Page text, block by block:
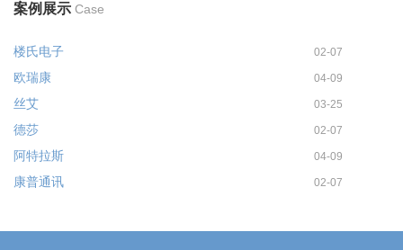
案例展示 Case
楼氏电子 02-07
欧瑞康 04-09
丝艾 03-25
德莎 02-07
阿特拉斯 04-09
康普通讯 02-07